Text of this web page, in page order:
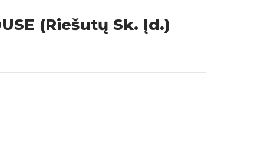
(Riešutų Sk. Įd.)